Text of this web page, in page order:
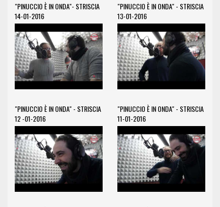
"PINUCCIO È IN ONDA"- STRISCIA
14-01-2016
"PINUCCIO È IN ONDA" - STRISCIA
13-01-2016
"PINUCCIO È IN ONDA" - STRISCIA
12 -01-2016
"PINUCCIO È IN ONDA" - STRISCIA
11-01-2016